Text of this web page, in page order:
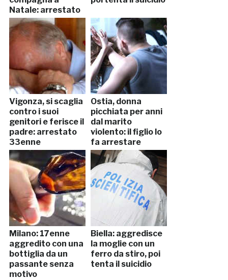
Natale: arrestato
Vigonza, si scaglia
contro i suoi
genitori e ferisce il
padre: arrestato
33enne
Ostia, donna
picchiata per anni
dal marito
violento: il figlio lo
fa arrestare
Milano: 17enne
aggredito con una
bottiglia da un
passante senza
motivo
Biella: aggredisce
la moglie con un
ferro da stiro, poi
tenta il suicidio